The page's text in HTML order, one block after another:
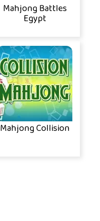
Mahjong Battles
Egypt
Mahjong Collision